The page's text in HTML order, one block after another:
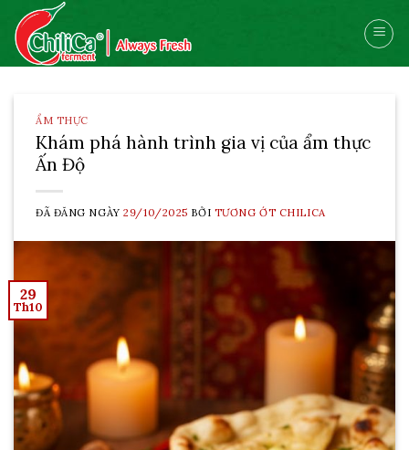
Skip
content
ẨM THỰC
Khám phá hành trình gia vị của ẩm thực
Ấn Độ
ĐÃ ĐĂNG NGÀY29/10/2025 BỞI TƯƠNG ỚT CHILICA
29
Th10